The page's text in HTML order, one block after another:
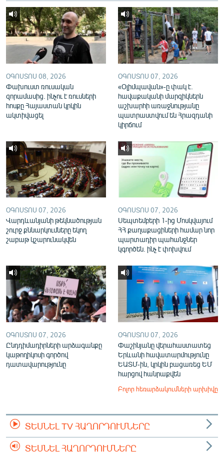
English
Русский
ՀԵՏԵՎԵՔ ՄԵԶ
«Ազատության» բոլոր կայքերը
ՕԳՈՍՏՈՍ 08, 2026
Փախուստ ռուսական
զորամասից. ինչու է ռուսների
հոսքը Հայաստան կրկին
ակտիվացել
ՕԳՈՍՏՈՍ 07, 2026
«Օլիմպավան»-ը փակ է.
հավաքականի մարզիկներն
աշխարհի առաջնությանը
պատրաստվում են Հրազդանի
կիրճում
ՕԳՈՍՏՈՍ 07, 2026
Վարդևանյանի թեկնածության
շուրջ քննարկումները եկող
շաբաթ կշարունակվեն
ՕԳՈՍՏՈՍ 07, 2026
Սեպտեմբերի 1-ից Մոսկվայում
ՀՀ քաղաքացիների համար նոր
պարտադիր պահանջներ
կգործեն. ինչ է փոխվում
ՕԳՈՍՏՈՍ 07, 2026
Ընդդիմադիրների արձագանքը
կաթողիկոսի գործով
դատավարությունը
ՕԳՈՍՏՈՍ 07, 2026
Փաշինյանը վերահաստատեց
Երևանի հավատարմությունը
ԵԱՏՄ-ին, կրկին բացառեց ԵՄ
հարցով հանրաքվեն
Բոլոր հեռարձակումների արխիվը
ՏԵՍՆԵԼ TV ՀԱՂՈՐԴՈՒՄՆԵՐԸ
ՏԵՍՆԵԼ ՀԱՂՈՐԴՈՒՄՆԵՐԸ